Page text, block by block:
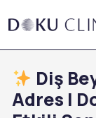
Diş
Adres |